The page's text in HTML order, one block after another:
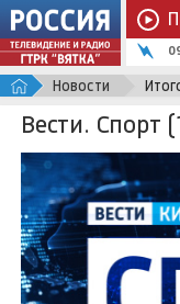
Новости
Вести. Спорт